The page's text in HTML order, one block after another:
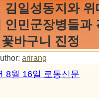
김일성동지와
인민군장병들과
바구니 진정
arirang
8월 16일 로동신문